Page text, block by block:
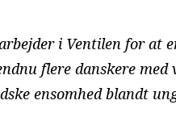
i Ventilen for at
flere danskere
ensomhed blandt